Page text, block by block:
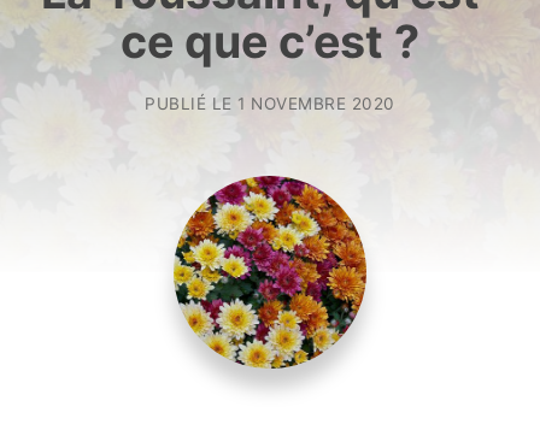
ce que c’est ?
PUBLIÉ LE 1 NOVEMBRE 2020